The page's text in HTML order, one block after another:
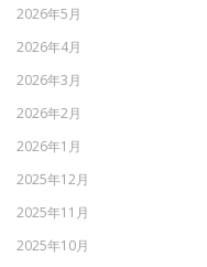
2026年5月
2026年4月
2026年3月
2026年2月
2026年1月
2025年12月
2025年11月
2025年10月